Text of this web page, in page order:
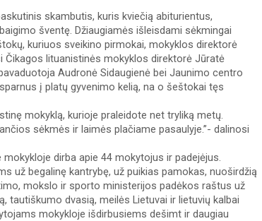
skambutis, kuris kviečią abiturientus,
šventę. Džiaugiamės išleisdami sėkmingai
kuriuos sveikino pirmokai, mokyklos direktorė
Čikagos lituanistinės mokyklos direktorė Jūratė
Audronė Sidaugienė bei Jaunimo centro
į platų gyvenimo kelią, na o šeštokai tęs
mokyklą, kurioje praleidote net tryliką metų.
sėkmės ir laimės plačiame pasaulyje.”- dalinosi
dirba apie 44 mokytojus ir padejėjus.
už begalinę kantrybę, už puikias pamokas, nuoširdžią
mokslo ir sporto ministerijos padėkos raštus už
tautiškumo dvasią, meilės Lietuvai ir lietuvių kalbai
mokykloje išdirbusiems dešimt ir daugiau